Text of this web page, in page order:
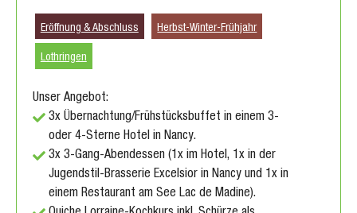
Eröffnung & Abschluss Herbst-Winter-Frühjahr
Lothringen
Unser Angebot:
3x Übernachtung/Frühstücksbuffet in einem 3-
oder 4-Sterne Hotel in Nancy.
3x 3-Gang-Abendessen (1x im Hotel, 1x in der
Jugendstil-Brasserie Excelsior in Nancy und 1x in
einem Restaurant am See Lac de Madine).